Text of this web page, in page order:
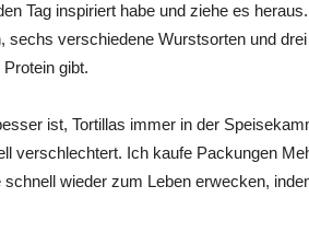
Tag inspiriert habe und ziehe es
sechs verschiedene Wurstsorten und
gibt.
ist, Tortillas immer in der
verschlechtert. Ich kaufe Packungen
wieder zum Leben erwecken,